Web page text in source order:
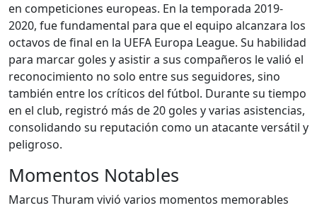
en competiciones europeas. En la temporada 2019-
2020, fue fundamental para que el equipo alcanzara los
octavos de final en la UEFA Europa League. Su habilidad
para marcar goles y asistir a sus compañeros le valió el
reconocimiento no solo entre sus seguidores, sino
también entre los críticos del fútbol. Durante su tiempo
en el club, registró más de 20 goles y varias asistencias,
consolidando su reputación como un atacante versátil y
peligroso.
Momentos Notables
Marcus Thuram vivió varios momentos memorables